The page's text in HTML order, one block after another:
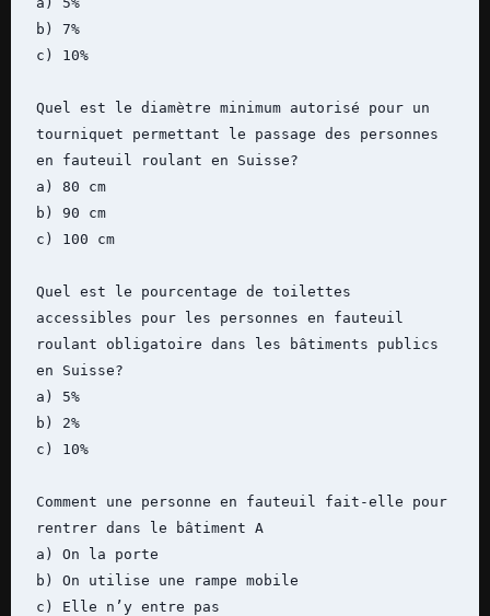
b) 7%
c) 10%
Quel est le diamètre minimum autorisé pour un
tourniquet permettant le passage des personnes
en fauteuil roulant en Suisse?
a) 80 cm
b) 90 cm
c) 100 cm
Quel est le pourcentage de toilettes
accessibles pour les personnes en fauteuil
roulant obligatoire dans les bâtiments publics
en Suisse?
a) 5%
b) 2%
c) 10%
Comment une personne en fauteuil fait-elle pour
rentrer dans le bâtiment A
a) On la porte
b) On utilise une rampe mobile
c) Elle n’y entre pas